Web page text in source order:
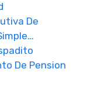
De
De Pension